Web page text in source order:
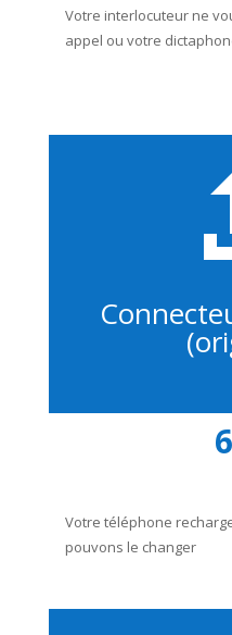
Votre interlocuteur ne
appel ou votre
Votre téléphone
pouvons le changer